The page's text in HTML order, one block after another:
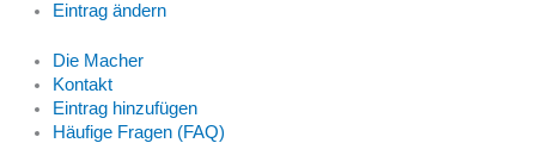
Eintrag ändern
Die Macher
Kontakt
Eintrag hinzufügen
Häufige Fragen (FAQ)